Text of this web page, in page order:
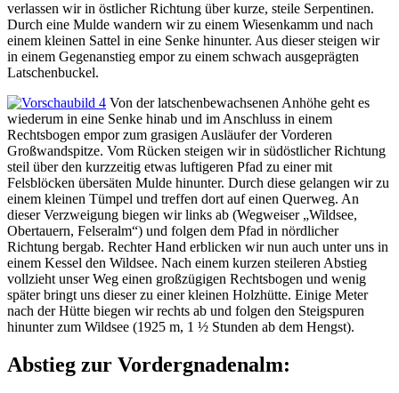
verlassen wir in östlicher Richtung über kurze, steile Serpentinen.
Durch eine Mulde wandern wir zu einem Wiesenkamm und nach
einem kleinen Sattel in eine Senke hinunter. Aus dieser steigen wir
in einem Gegenanstieg empor zu einem schwach ausgeprägten
Latschenbuckel.
Von der latschenbewachsenen Anhöhe geht es
wiederum in eine Senke hinab und im Anschluss in einem
Rechtsbogen empor zum grasigen Ausläufer der Vorderen
Großwandspitze. Vom Rücken steigen wir in südöstlicher Richtung
steil über den kurzzeitig etwas luftigeren Pfad zu einer mit
Felsblöcken übersäten Mulde hinunter. Durch diese gelangen wir zu
einem kleinen Tümpel und treffen dort auf einen Querweg. An
dieser Verzweigung biegen wir links ab (Wegweiser „Wildsee,
Obertauern, Felseralm“) und folgen dem Pfad in nördlicher
Richtung bergab. Rechter Hand erblicken wir nun auch unter uns in
einem Kessel den Wildsee. Nach einem kurzen steileren Abstieg
vollzieht unser Weg einen großzügigen Rechtsbogen und wenig
später bringt uns dieser zu einer kleinen Holzhütte. Einige Meter
nach der Hütte biegen wir rechts ab und folgen den Steigspuren
hinunter zum Wildsee (1925 m, 1 ½ Stunden ab dem Hengst).
Abstieg zur Vordergnadenalm: